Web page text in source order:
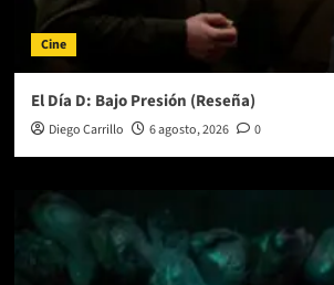
Cine
El Día D: Bajo Presión (Reseña)
Diego Carrillo 6 agosto, 2026 0